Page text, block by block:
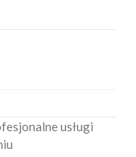
usługi